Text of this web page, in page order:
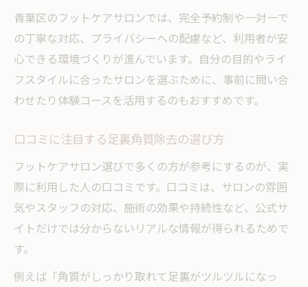
青葉区のフットケアサロンでは、完全予約制や一対一で
の丁寧な対応、プライバシーへの配慮など、利用者が安
心できる環境づくりが進んでいます。自分の目的やライ
フスタイルに合ったサロンを選ぶために、事前に問い合
わせたり体験コースを活用するのもおすすめです。
口コミに注目する足裏角質除去の選び方
フットケアサロン選びで多くの方が参考にするのが、実
際に利用した人の口コミです。口コミは、サロンの雰囲
気やスタッフの対応、施術の効果や持続性など、公式サ
イトだけでは分からないリアルな情報が得られるためで
す。
例えば「角質がしっかり取れて足裏がツルツルになっ